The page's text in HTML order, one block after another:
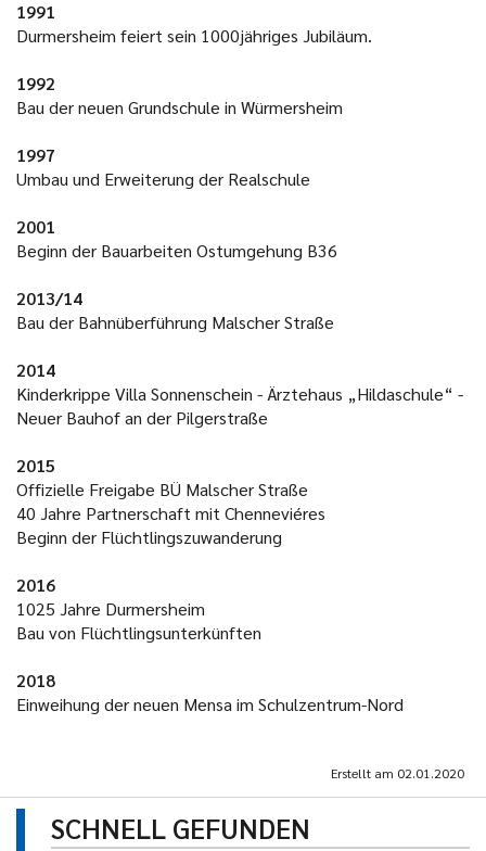
1991
Durmersheim feiert sein 1000jähriges Jubiläum.
1992
Bau der neuen Grundschule in Würmersheim
1997
Umbau und Erweiterung der Realschule
2001
Beginn der Bauarbeiten Ostumgehung B36
2013/14
Bau der Bahnüberführung Malscher Straße
2014
Kinderkrippe Villa Sonnenschein - Ärztehaus „Hildaschule“ -
Neuer Bauhof an der Pilgerstraße
2015
Offizielle Freigabe BÜ Malscher Straße
40 Jahre Partnerschaft mit Chenneviéres
Beginn der Flüchtlingszuwanderung
2016
1025 Jahre Durmersheim
Bau von Flüchtlingsunterkünften
2018
Einweihung der neuen Mensa im Schulzentrum-Nord
Erstellt am 02.01.2020
SCHNELL GEFUNDEN